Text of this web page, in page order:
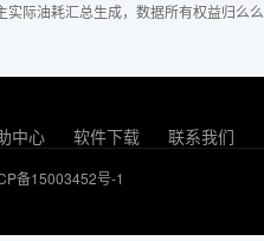
际油耗汇总生成，数据所有权益归么
中心 软件下载 联系我们
备15003452号-1